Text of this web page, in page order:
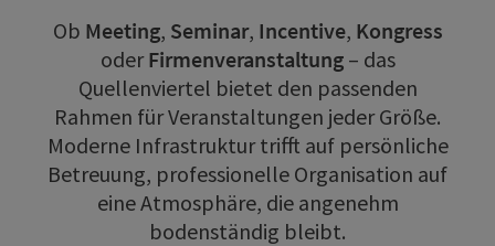
Ob Meeting, Seminar, Incentive, Kongress
oderFirmenveranstaltung– das
Quellenviertel bietet den passenden
Rahmen für Veranstaltungen jeder Größe.
Moderne Infrastruktur trifft auf persönliche
Betreuung, professionelle Organisation auf
eine Atmosphäre, die angenehm
bodenständig bleibt.